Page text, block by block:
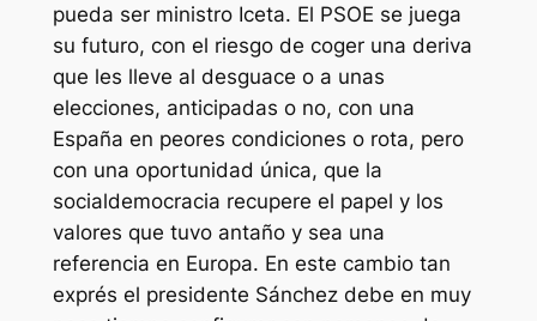
pueda ser ministro Iceta. El PSOE se juega
su futuro, con el riesgo de coger una deriva
que les lleve al desguace o a unas
elecciones, anticipadas o no, con una
España en peores condiciones o rota, pero
con una oportunidad única, que la
socialdemocracia recupere el papel y los
valores que tuvo antaño y sea una
referencia en Europa. En este cambio tan
exprés el presidente Sánchez debe en muy